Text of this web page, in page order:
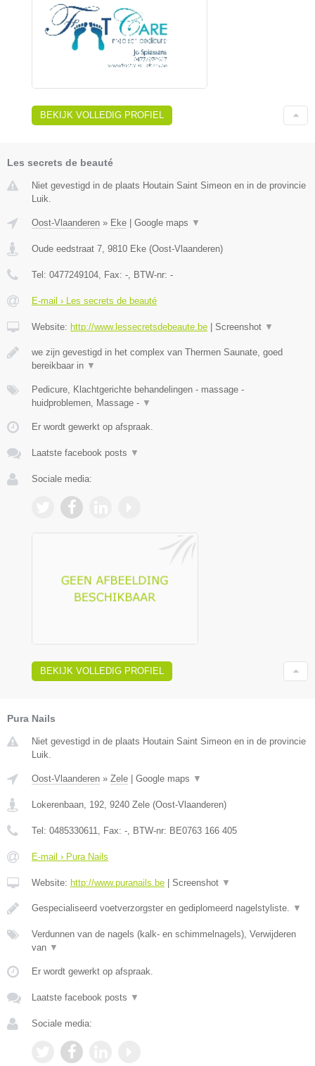
BEKIJK VOLLEDIG PROFIEL
Les secrets de beauté
Niet gevestigd in de plaats Houtain Saint Simeon en in de provincie
Luik.
Oost-Vlaanderen » Eke Google maps ▼
Oude eedstraat 7, 9810 Eke (Oost-Vlaanderen)
Tel: 0477249104, Fax: -, BTW-nr: -
E-mail › Les secrets de beauté
Website: http://www.lessecretsdebeaute.be Screenshot ▼
we zijn gevestigd in het complex van Thermen Saunate, goed
bereikbaar in ▼
Pedicure, Klachtgerichte behandelingen - massage -
huidproblemen, Massage - ▼
Er wordt gewerkt op afspraak.
Laatste facebook posts ▼
Sociale media:
BEKIJK VOLLEDIG PROFIEL
Pura Nails
Niet gevestigd in de plaats Houtain Saint Simeon en in de provincie
Luik.
Oost-Vlaanderen » Zele | Google maps ▼
Lokerenbaan, 192 9240 Zele (Oost-Vlaanderen)
Tel: 0485330611 , Fax: - , BTW-nr: BE0763 166 405
E-mail › Pura Nails
Website: http://www.puranails.be | Screenshot ▼
Gespecialiseerd voetverzorgster en gediplomeerd nagelstyliste. ▼
Verdunnen van de nagels (kalk- en schimmelnagels), Verwijderen
van ▼
Er wordt gewerkt op afspraak.
Laatste facebook posts ▼
Sociale media: